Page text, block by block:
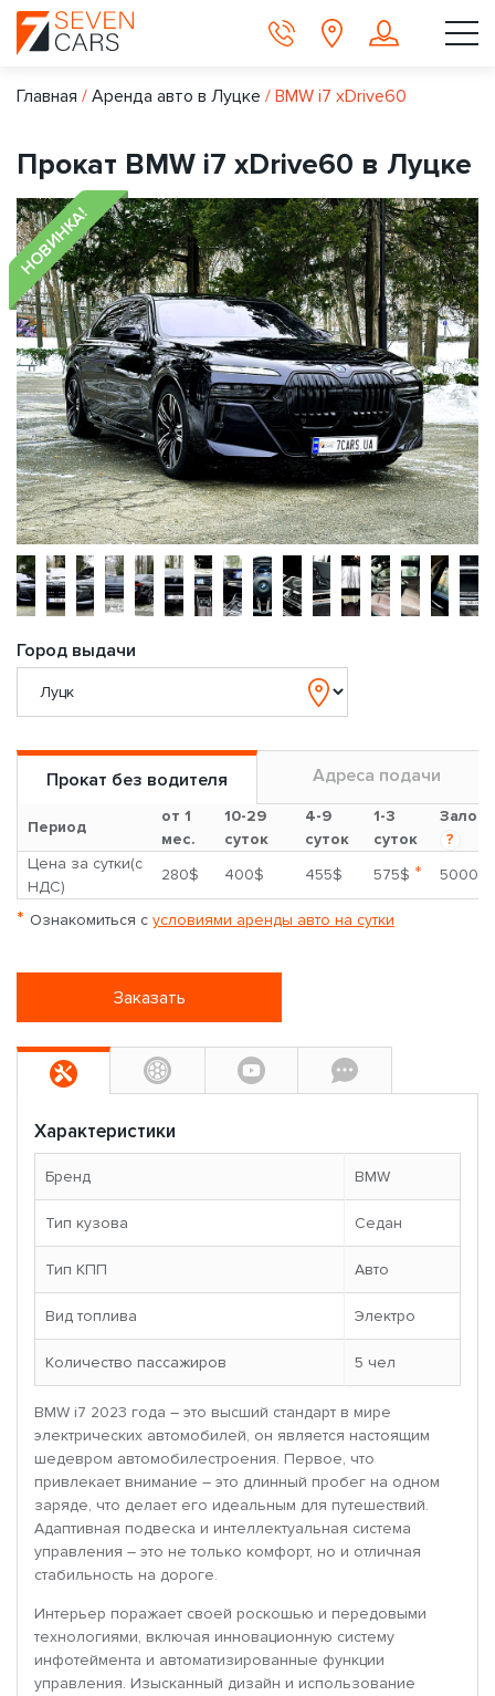
Главная / Аренда авто в Луцке / BMW i7 xDrive60
Прокат BMW i7 xDrive60 в Луцке
НОВИНКА!
Город выдачи
Прокат без водителя Адреса подачи
Период
от 1
мес.
10-29
суток
4-9
суток
1-3
суток
Залог
?
Цена за сутки(с
НДС)
280$ 400$ 455$ 575$ * 5000$
* Ознакомиться с условиями аренды авто на сутки
Заказать
Характеристики
Бренд BMW
Тип кузова Седан
Тип КПП Авто
Вид топлива Электро
Количество пассажиров 5 чел
BMW i7 2023 года – это высший стандарт в мире
электрических автомобилей, он является настоящим
шедевром автомобилестроения. Первое, что
привлекает внимание – это длинный пробег на одном
заряде, что делает его идеальным для путешествий.
Адаптивная подвеска и интеллектуальная система
управления – это не только комфорт, но и отличная
стабильность на дороге.
Интерьер поражает своей роскошью и передовыми
технологиями, включая инновационную систему
инфотеймента и автоматизированные функции
управления. Изысканный дизайн и использование